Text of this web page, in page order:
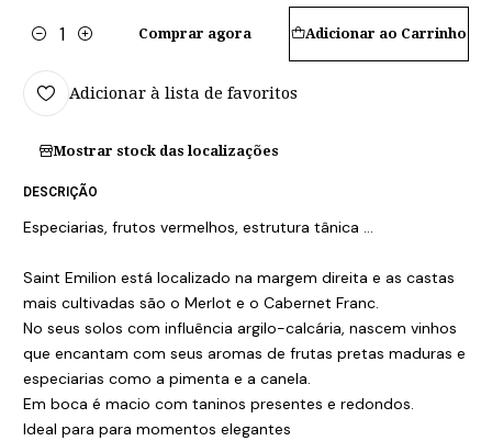
Quantidade
Adicionar ao Carrinho
Comprar agora
Adicionar à lista de favoritos
Mostrar stock das localizações
DESCRIÇÃO
Especiarias, frutos vermelhos, estrutura tânica ...
Saint Emilion está localizado na margem direita e as castas
mais cultivadas são o Merlot e o Cabernet Franc.
No seus solos com influência argilo-calcária, nascem vinhos
que encantam com seus aromas de frutas pretas maduras e
especiarias como a pimenta e a canela.
Em boca é macio com taninos presentes e redondos.
Ideal para para momentos elegantes